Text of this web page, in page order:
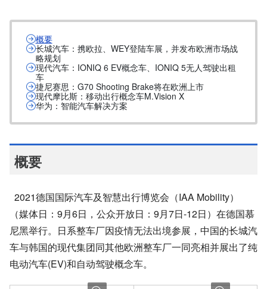
概要
长城汽车：携欧拉、WEY登陆车展，并发布欧洲市场战
略规划
现代汽车：IONIQ 6 EV概念车、IONIQ 5无人驾驶出租
车
捷尼赛思：G70 Shooting Brake将在欧洲上市
现代摩比斯：移动出行概念车M.Vision X
华为：智能汽车解决方案
概要
2021德国国际汽车及智慧出行博览会（IAA Mobility）
（媒体日：9月6日，公众开放日：9月7日-12日）在德国慕
尼黑举行。日系整车厂因疫情无法出境参展，中国的长城汽
车与韩国的现代集团同其他欧洲整车厂一同亮相并展出了纯
电动汽车(EV)和自动驾驶概念车。